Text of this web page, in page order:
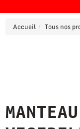
Accueil Tous nos